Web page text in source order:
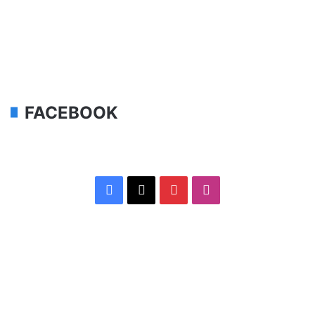
FACEBOOK
Facebook
X Pinterest